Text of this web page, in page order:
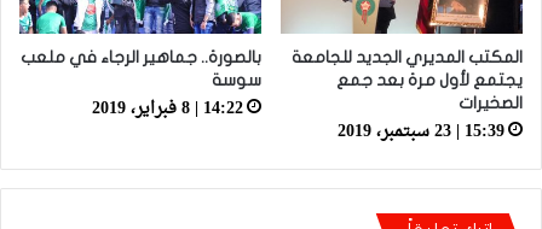
المكتب المديري الجديد للجامعة
يجتمع لأول مرة بعد جمع
الصخيرات
15:39 | 23 سبتمبر، 2019
بالصورة.. جماهير الرجاء في ملعب
سوسة
14:22 | 8 فبراير، 2019